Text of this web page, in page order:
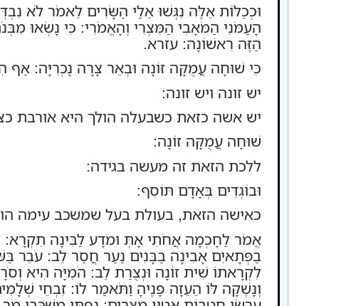
וּכְכַלּוֹת אֵלֶּה נִגְּשׁוּ אֵלַי הַשָּׂרִים לֵאמֹר לֹא
הָעַמֹּנִי הַמֹּאָבִי הַמִּצְרִי וְהָאֱמֹרִי: כִּי נָשְׂאוּ
הַזֶּה רִאשׁוֹנָה: עזרא.
כִּי שׁוּחָה עֲמֻקָּה זוֹנָה וּבְאֵר צָרָה נָכְרִיָּה:
יש זונה ויש זונה:
יש אשה כזאת כשבעלה הולך היא אורבת
שׁוּחָה עֲמֻקָּה זוֹנָה:
ללכת הזאת זה מעשה בגידה:
וּבוֹגְדִים בְּאָדָם תּוֹסִף:
כאישה הזאת, בעולת בעל שמשכב עימה
אֱמֹר לַחָכְמָה אֲחֹתִי אָתְּ וּמֹדָע לַבִּינָה תִקְרָא:
בַפְּתָאיִם אָבִינָה בַבָּנִים נַעַר חֲסַר לֵב: עֹבֵר
לִקְרָאתוֹ שִׁית זוֹנָה וּנְצֻרַת לֵב: הֹמִיָּה הִיא
וְנָשְׁקָה לּוֹ הֵעֵזָה פָנֶיהָ וַתֹּאמַר לוֹ: זִבְחֵי